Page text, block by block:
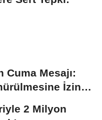
Cuma Mesajı:
İzin
2 Milyon